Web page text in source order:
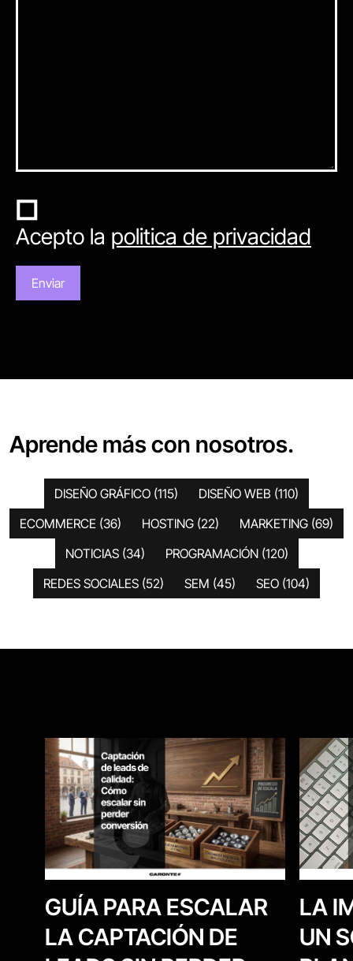
Acepto la politica de privacidad
Aprende más con nosotros.
DISEÑO GRÁFICO (115) DISEÑO WEB (110)
ECOMMERCE (36) HOSTING (22) MARKETING (69)
NOTICIAS (34) PROGRAMACIÓN (120)
REDES SOCIALES (52) SEM (45) SEO (104)
GUÍA PARA ESCALAR
LA CAPTACIÓN DE
LA
UN